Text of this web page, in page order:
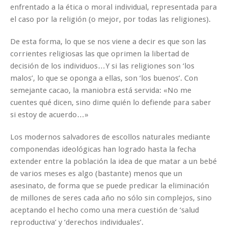
enfrentado a la ética o moral individual, representada para
el caso por la religión (o mejor, por todas las religiones).
De esta forma, lo que se nos viene a decir es que son las
corrientes religiosas las que oprimen la libertad de
decisión de los individuos…Y si las religiones son ‘los
malos’, lo que se oponga a ellas, son ‘los buenos’. Con
semejante cacao, la maniobra está servida: «No me
cuentes qué dicen, sino dime quién lo defiende para saber
si estoy de acuerdo…»
Los modernos salvadores de escollos naturales mediante
componendas ideológicas han logrado hasta la fecha
extender entre la población la idea de que matar a un bebé
de varios meses es algo (bastante) menos que un
asesinato, de forma que se puede predicar la eliminación
de millones de seres cada año no sólo sin complejos, sino
aceptando el hecho como una mera cuestión de ‘salud
reproductiva’ y ‘derechos individuales’.